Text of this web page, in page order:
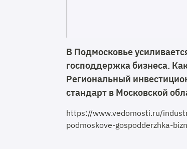
В Подмосковье
господдержка бизнеса.
Региональный
стандарт в Московской
https://www.vedomosti.ru/
podmoskove-gospodderzhka-